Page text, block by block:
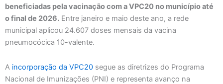
beneficiadas pela vacinação com a VPC20 no município até
o final de 2026. Entre janeiro e maio deste ano, a rede
municipal aplicou 24.607 doses mensais da vacina
pneumocócica 10-valente.
A incorporação da VPC20 segue as diretrizes do Programa
Nacional de Imunizações (PNI) e representa avanço na